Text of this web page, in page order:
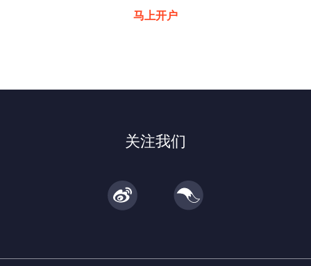
马上开户
关注我们